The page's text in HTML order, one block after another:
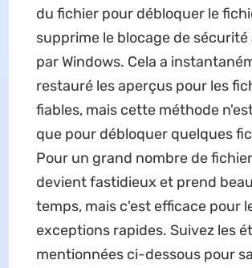
du fichier pour débloquer le
supprime le blocage de
par Windows. Cela a
restauré les aperçus pour les
fiables, mais cette méthode
que pour débloquer quelques
Pour un grand nombre de
devient fastidieux et prend
temps, mais c'est efficace pour
exceptions rapides. Suivez les
mentionnées ci-dessous pour